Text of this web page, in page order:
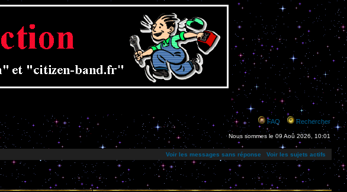
FAQ Rechercher
Nous sommes le 09 Aoû 2026, 10:01
Voir les messages sans réponse Voir les sujets actifs